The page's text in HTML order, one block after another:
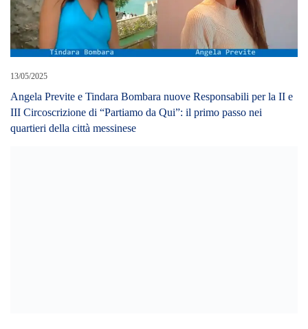
quartieri della città messinese
12/01/2022
Musumeci, “Altro che dimissioni. Basta mezzucci e odio. Azzero